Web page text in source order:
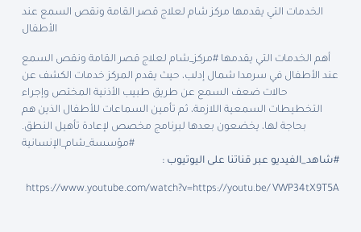
الخدمات التي يقدمها مركز شام لعلاج قصر القامة ونقص السمع عند
الأطفال
أهم الخدمات التي يقدمها #مركز_شام لعلاج قصر القامة ونقص السمع
عند الأطفال في سرمدا شمال إدلب، حيث يقدم المركز خدمات الكشف عن
حالات ضعف السمع عن طريق طبيب الأذنية المختص وإجراء
التخطيطات السمعية اللازمة، ثم تأمين السماعات للأطفال الذين هم
بحاجة لها، يخضعون بعدها لبرنامج مخصص لإعادة تأهيل النطق.
#مؤسسة_شام_الإنسانية
#شاهد_الفيديو عبر قناتنا على اليوتيوب :
https://www.youtube.com/watch?v=https://youtu.be/VWP34tX9T5A